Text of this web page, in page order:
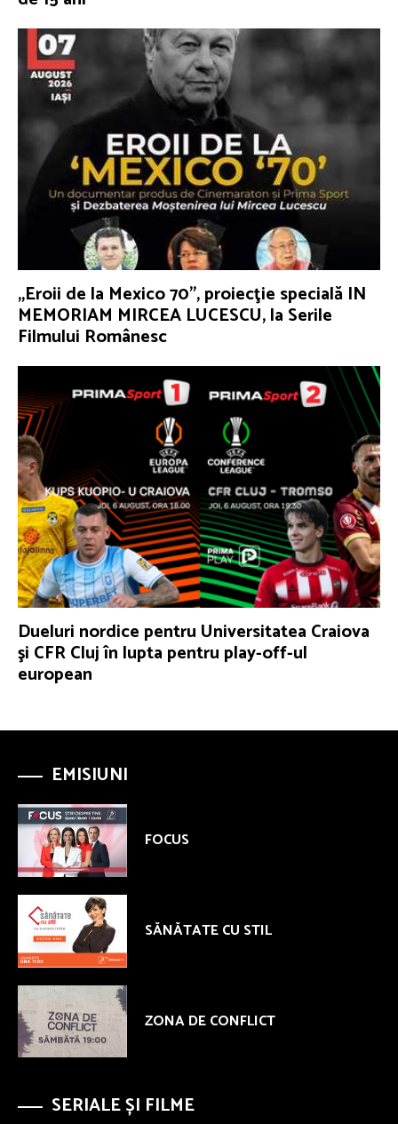
„Eroii de la Mexico 70”, proiecţie specială IN
MEMORIAM MIRCEA LUCESCU, la Serile
Filmului Românesc
Dueluri nordice pentru Universitatea Craiova
şi CFR Cluj în lupta pentru play-off-ul
european
EMISIUNI
FOCUS
SĂNĂTATE CU STIL
ZONA DE CONFLICT
SERIALE ȘI FILME